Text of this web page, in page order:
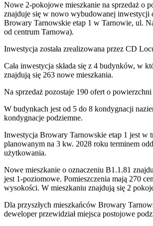
Nowe 2-pokojowe mieszkanie na sprzedaż o
znajduje się w nowo wybudowanej inwestycji
Browary Tarnowskie etap 1 w Tarnowie, ul.
od centrum Tarnowa).
Inwestycja została zrealizowana przez CD
Cała inwestycja składa się z 4 budynków, w
znajdują się 263 nowe mieszkania.
Na sprzedaż pozostaje 190 ofert o powierzchni
W budynkach jest od 5 do 8 kondygnacji
kondygnacje podziemne.
Inwestycja Browary Tarnowskie etap 1 jest w
planowanym na 3 kw. 2028 roku terminem
użytkowania.
Nowe mieszkanie o oznaczeniu B1.1.81
jest 1-poziomowe. Pomieszczenia mają 270
wysokości. W mieszkaniu znajdują się 2
Dla przyszłych mieszkańców Browary
deweloper przewidziałmiejsca postojowe